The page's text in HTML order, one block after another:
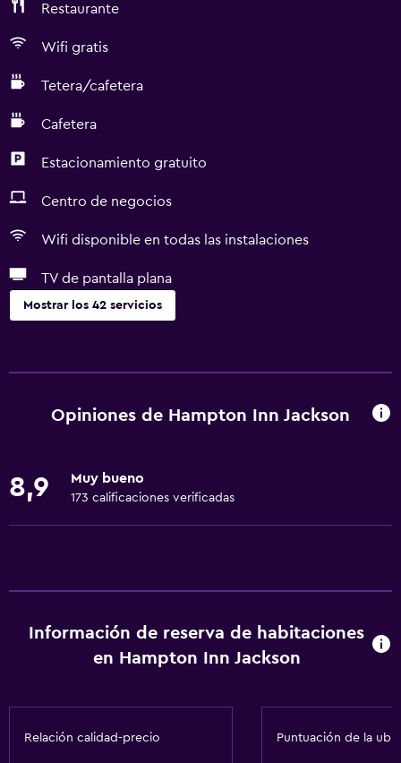
Restaurante
Wifi gratis
Tetera/cafetera
Cafetera
Estacionamiento gratuito
Centro de negocios
Wifi disponible en todas las instalaciones
TV de pantalla plana
Mostrar los 42 servicios
Salas de conferencia
Instalaciones para reuniones
Para no fumadores
Mascotas permitidas bajo consulta (pueden aplicar cargos
Accesibilidad
Ascensor
Opiniones de Hampton Inn Jackson
8,9 Muy bueno
173 calificaciones verificadas
Información de reserva de habitaciones
en Hampton Inn Jackson
Relación calidad-precio Puntuación de la